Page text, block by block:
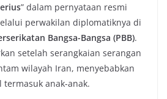
” dalam pernyataan resmi
perwakilan diplomatiknya di
Bangsa-Bangsa (PBB).
setelah serangkaian serangan
wilayah Iran, menyebabkan
anak-anak.